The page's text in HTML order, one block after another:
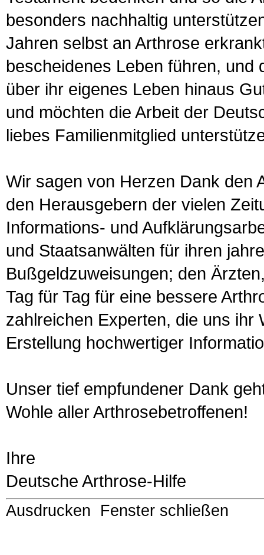
besonders nachhaltig
Jahren selbst an Arthrose
bescheidenes Leben führen,
über ihr eigenes Leben hinaus
und möchten die Arbeit der
liebes Familienmitglied
Wir sagen von Herzen Dank den
den Herausgebern der vielen
Informations- und
und Staatsanwälten für ihren
Bußgeldzuweisungen; den
Tag für Tag für eine bessere
zahlreichen Experten, die uns ihr
Erstellung hochwertiger
Unser tief empfundener Dank
Wohle aller Arthrosebetroffenen!
Ihre
Deutsche Arthrose-Hilfe
Ausdrucken Fenster schließen